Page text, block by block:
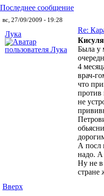
Последнее сообщение
вс, 27/09/2009 - 19:28
Лука
Re:
Была у
4
врач-
что
против
не
А посл
надо. А
Ну не в
стране
Вверх